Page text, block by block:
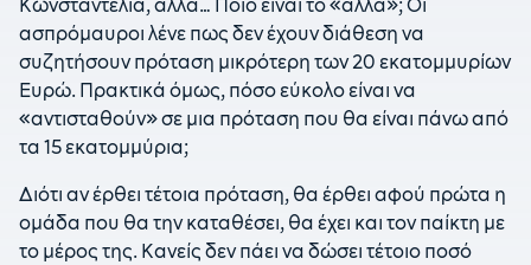
Κωνσταντέλια, αλλά… Ποιο είναι το «αλλά»; Οι
ασπρόμαυροι λένε πως δεν έχουν διάθεση να
συζητήσουν πρόταση μικρότερη των 20 εκατομμυρίων
Ευρώ. Πρακτικά όμως, πόσο εύκολο είναι να
«αντισταθούν» σε μια πρόταση που θα είναι πάνω από
τα 15 εκατομμύρια;
Διότι αν έρθει τέτοια πρόταση, θα έρθει αφού πρώτα η
ομάδα που θα την καταθέσει, θα έχει και τον παίκτη με
το μέρος της. Κανείς δεν πάει να δώσει τέτοιο ποσό